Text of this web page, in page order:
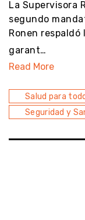
La Supervisora
segundo
Ronen respaldó
garant…
Read More
Salud para
Seguridad y